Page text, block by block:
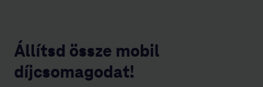
Állítsd össze mobil
díjcsomagodat!